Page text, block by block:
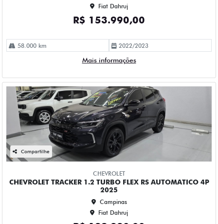
CHEVROLET TRACKER 1.2 TURBO FLEX RS AUTOMATICO 4P
Campinas
Fiat Dahruj
R$ 128.990,00
34.000 km 2024/2025
Mais informações